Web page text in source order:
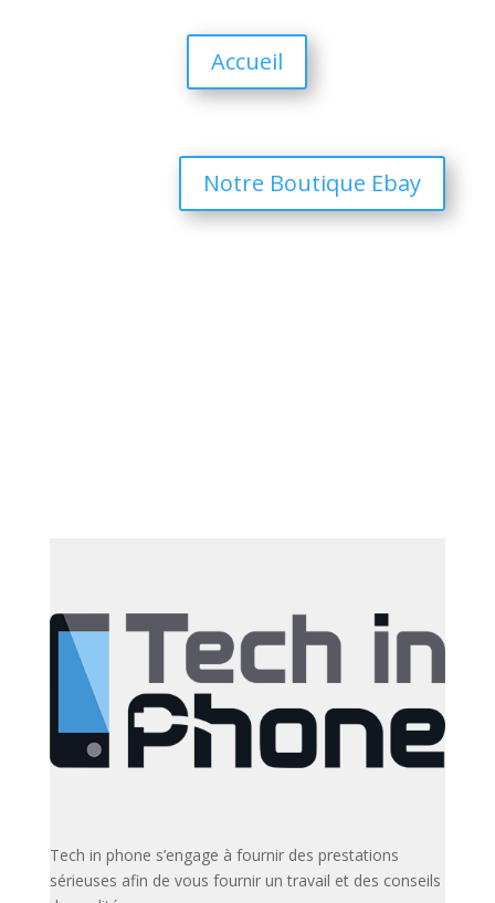
Accueil
Notre Boutique Ebay
Tech in phone s’engage à fournir des prestations
sérieuses afin de vous fournir un travail et des conseils